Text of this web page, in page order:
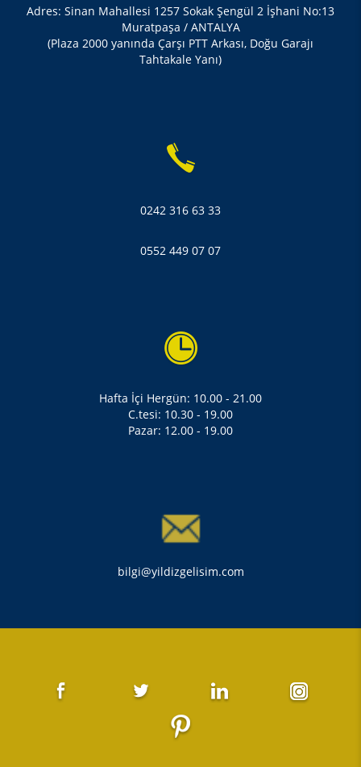
Adres: Sinan Mahallesi 1257 Sokak Şengül 2 İşhani No:13
Muratpaşa / ANTALYA
(Plaza 2000 yanında Çarşı PTT Arkası, Doğu Garajı
Tahtakale Yanı)
0242 316 63 33
0552 449 07 07
Hafta İçi Hergün: 10.00 - 21.00
C.tesi: 10.30 - 19.00
Pazar: 12.00 - 19.00
bilgi@yildizgelisim.com